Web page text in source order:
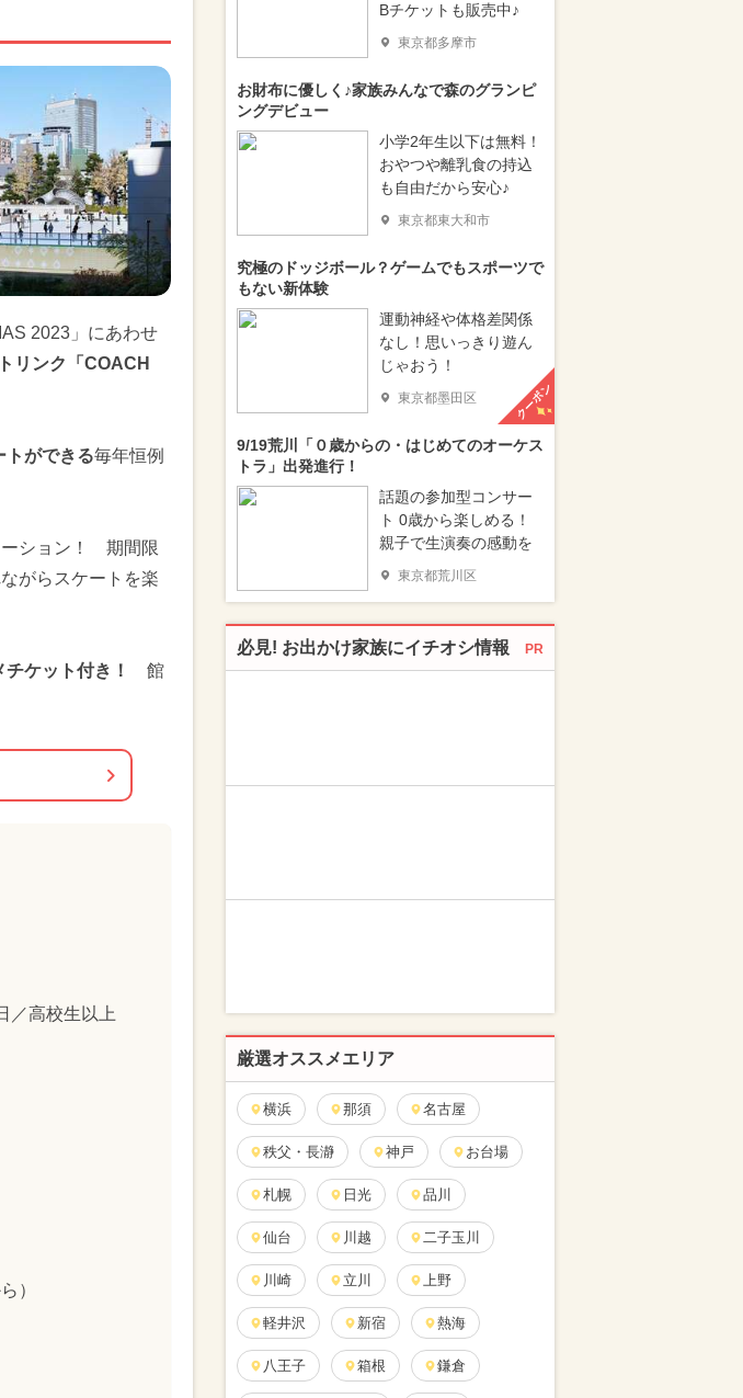
2023」にあわせ
リンク「COACH
トができる毎年恒例
ーション！ 期間限
がらスケートを楽
ケット付き！
館
／高校生以上
）
Bチケットも販売中♪
東京都多摩市
お財布に優しく♪家族みんなで森のグランピ
ングデビュー
小学2年生以下は無料！
おやつや離乳食の持込
も自由だから安心♪
東京都東大和市
究極のドッジボール？ゲームでもスポーツで
もない新体験
運動神経や体格差関係
なし！思いっきり遊ん
じゃおう！
東京都墨田区 クーポン
9/19荒川「０歳からの・はじめてのオーケス
トラ」出発進行！
話題の参加型コンサー
ト 0歳から楽しめる！
親子で生演奏の感動を
東京都荒川区
必見! お出かけ家族にイチオシ情報 PR
厳選オススメエリア
横浜 那須 名古屋
秩父・長瀞 神戸 お台場
札幌 日光 品川
仙台 川越 二子玉川
川崎 立川 上野
軽井沢 新宿 熱海
八王子 箱根 鎌倉